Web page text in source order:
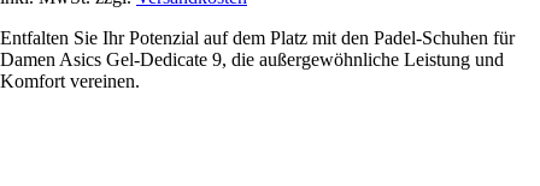
Entfalten Sie Ihr Potenzial auf dem Platz mit den Padel-Schuhen für
Damen Asics Gel-Dedicate 9, die außergewöhnliche Leistung und
Komfort vereinen.